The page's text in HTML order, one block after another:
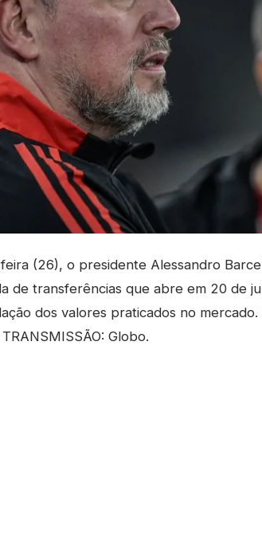
(26), o presidente Alessandro
de transferências que abre em 20 de
dos valores praticados no
Globo.